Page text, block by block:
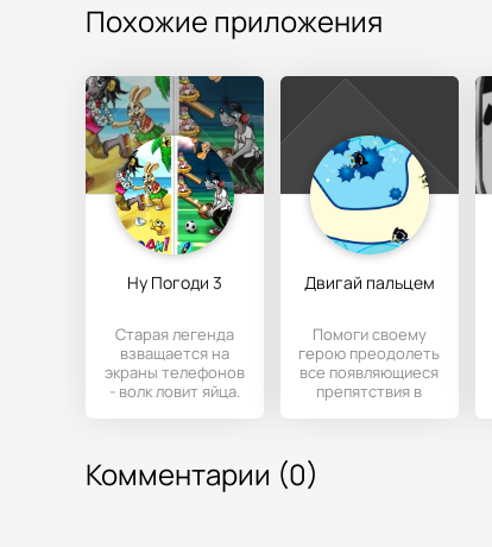
Похожие приложения
Ну Погоди 3
Старая легенда
взващается на
экраны телефонов
- волк ловит яйца.
Двигай пальцем
Помоги своему
герою преодолеть
все появляющиеся
препятствия в
Комментарии (0)